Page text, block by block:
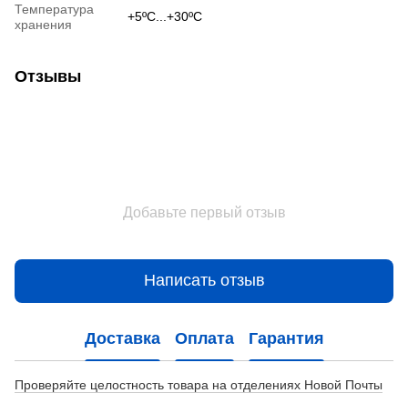
Температура
хранения
+5ºC...+30ºC
Отзывы
Добавьте первый отзыв
Написать отзыв
Доставка Оплата Гарантия
Проверяйте целостность товара на отделениях Новой Почты